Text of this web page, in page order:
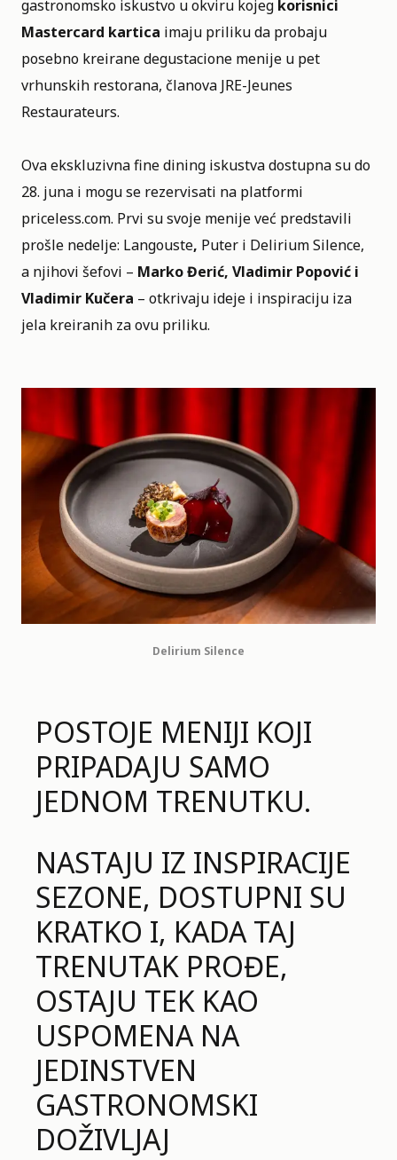
gastronomsko iskustvo u okviru kojeg korisnici
Mastercard kartica imaju priliku da probaju
posebno kreirane degustacione menije u pet
vrhunskih restorana, članova JRE-Jeunes
Restaurateurs.
Ova ekskluzivna fine dining iskustva dostupna su do
28. juna i mogu se rezervisati na platformi
priceless.com. Prvi su svoje menije već predstavili
prošle nedelje: Langouste, Puter i Delirium Silence,
a njihovi šefovi – Marko Đerić, Vladimir Popović i
Vladimir Kučera – otkrivaju ideje i inspiraciju iza
jela kreiranih za ovu priliku.
Delirium Silence
POSTOJE MENIJI KOJI
PRIPADAJU SAMO
JEDNOM TRENUTKU.
NASTAJU IZ INSPIRACIJE
SEZONE, DOSTUPNI SU
KRATKO I, KADA TAJ
TRENUTAK PROĐE,
OSTAJU TEK KAO
USPOMENA NA
JEDINSTVEN
GASTRONOMSKI
DOŽIVLJAJ